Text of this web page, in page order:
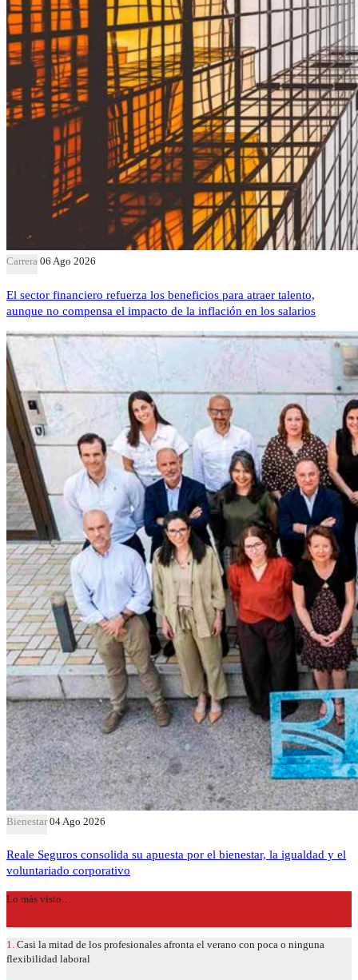
Carrera 06 Ago 2026
El sector financiero refuerza los beneficios para atraer talento,
aunque no compensa el impacto de la inflación en los salarios
Bienestar 04 Ago 2026
Reale Seguros consolida su apuesta por el bienestar, la igualdad y el
voluntariado corporativo
Lo más visto…
1. Casi la mitad de los profesionales afronta el verano con poca o ninguna
flexibilidad laboral